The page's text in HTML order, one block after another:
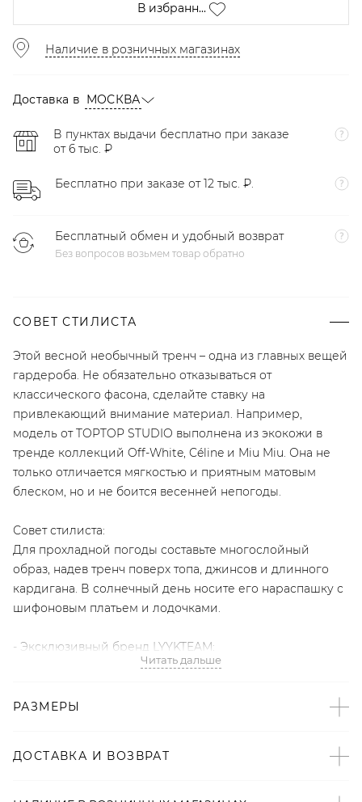
В избранн...
Наличие в розничных магазинах
Доставка в МОСКВА
В пунктах выдачи бесплатно при заказе
от 6 тыс. ₽
Бесплатно при заказе от 12 тыс. ₽.
Бесплатный обмен и удобный возврат
Без вопросов возьмем товар обратно
СОВЕТ СТИЛИСТА
Этой весной необычный тренч – одна из главных вещей
гардероба. Не обязательно отказываться от
классического фасона, сделайте ставку на
привлекающий внимание материал. Например,
модель от TOPTOP STUDIO выполнена из экокожи в
тренде коллекций Off-White, Céline и Miu Miu. Она не
только отличается мягкостью и приятным матовым
блеском, но и не боится весенней непогоды.
Совет стилиста:
Для прохладной погоды составьте многослойный
образ, надев тренч поверх топа, джинсов и длинного
кардигана. В солнечный день носите его нараспашку с
шифоновым платьем и лодочками.
- Эксклюзивный бренд LYYKTEAM;
- Тренч – must have сезона по версии Harper’s Bazaar и
- Прямой крой;
- В комплекте пояс;
Читать дальше
РАЗМЕРЫ
ДОСТАВКА И ВОЗВРАТ